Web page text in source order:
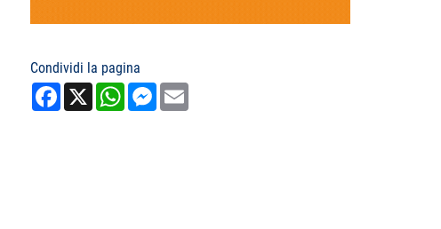
Condividi la pagina
Facebook
X WhatsAppMessenger